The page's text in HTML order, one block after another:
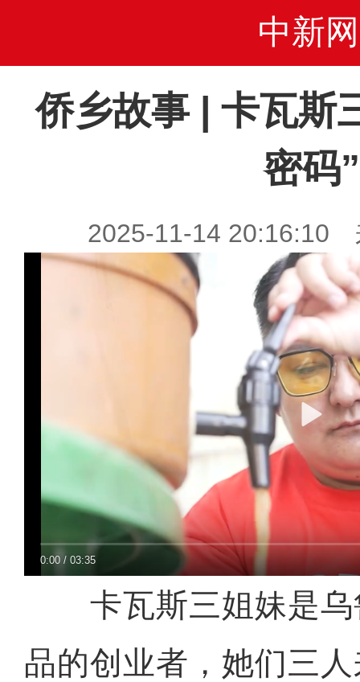
中新网
侨乡故事 | 卡瓦斯
密码”
2025-11-14 20:16:10
0:00 /03:35
卡瓦斯三姐妹是乌
品的创业者，她们三